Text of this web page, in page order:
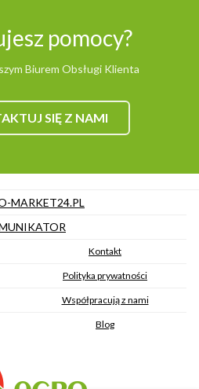
pomocy?
Biurem Obsługi Klienta
SIĘ Z NAMI
MARKET24.PL
Kontakt
Polityka prywatności
Współpracują z nami
Blog